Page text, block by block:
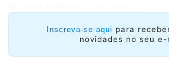
Inscreva-se aqui para
novidades no seu e-